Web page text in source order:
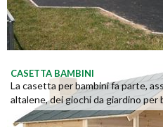
CASETTA BAMBINI
La casetta per bambini fa parte,
altalene, dei giochi da giardino per